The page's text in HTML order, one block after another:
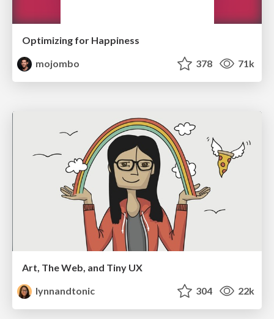
Optimizing for Happiness
mojombo
378 71k
Art, The Web, and Tiny UX
lynnandtonic
304 22k